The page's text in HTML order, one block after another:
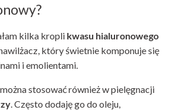
kilka kropli kwasu hialuronowego
który świetnie komponuje się
i emolientami.
stosować również w pielęgnacji
. Często dodaję go do oleju,